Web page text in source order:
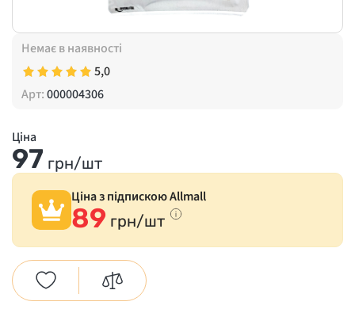
Немає в наявності
5,0
Арт:000004306
Ціна
97 грн/шт
Ціна з підпискою Allmall
89 грн/шт